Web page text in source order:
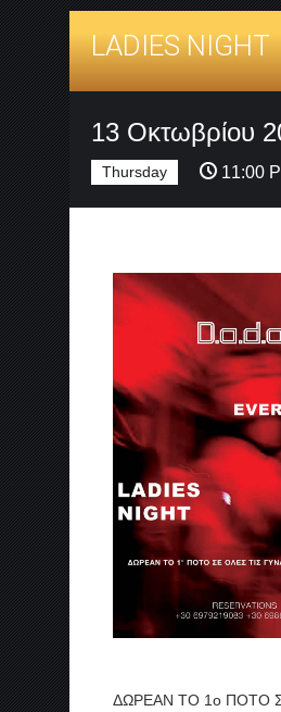
LADIES NIGHT
13 Οκτωβρίου
Thursday 11:00
ΔΩΡΕΑΝ ΤΟ 1ο ΠΟΤΟ